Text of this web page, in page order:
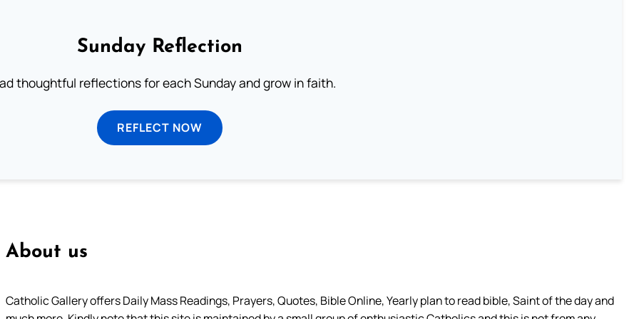
Sunday Reflection
thoughtful reflections for each Sunday and grow in faith.
REFLECT NOW
About us
Catholic Gallery offers Daily Mass Readings, Prayers, Quotes, Bible Online, Yearly plan to read bible, Saint of the day and